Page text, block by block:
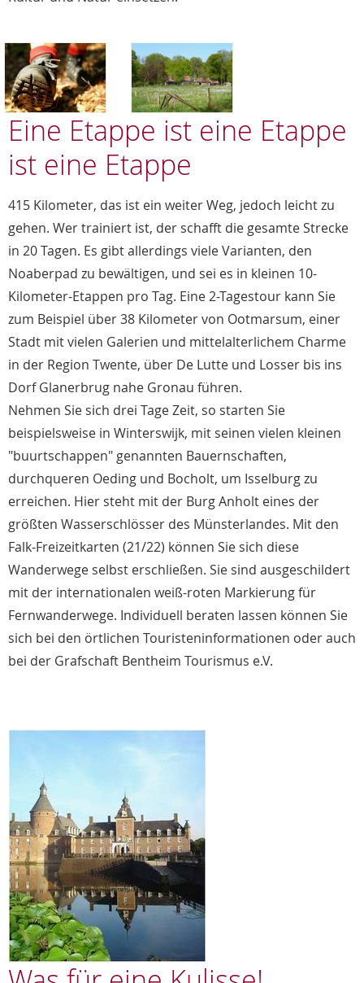
Eine Etappe ist eine Etappe
ist eine Etappe
415 Kilometer, das ist ein weiter Weg, jedoch leicht zu
gehen. Wer trainiert ist, der schafft die gesamte Strecke
in 20 Tagen. Es gibt allerdings viele Varianten, den
Noaberpad zu bewältigen, und sei es in kleinen 10-
Kilometer-Etappen pro Tag. Eine 2-Tagestour kann Sie
zum Beispiel über 38 Kilometer von Ootmarsum, einer
Stadt mit vielen Galerien und mittelalterlichem Charme
in der Region Twente, über De Lutte und Losser bis ins
Dorf Glanerbrug nahe Gronau führen.
Nehmen Sie sich drei Tage Zeit, so starten Sie
beispielsweise in Winterswijk, mit seinen vielen kleinen
"buurtschappen" genannten Bauernschaften,
durchqueren Oeding und Bocholt, um Isselburg zu
erreichen. Hier steht mit der Burg Anholt eines der
größten Wasserschlösser des Münsterlandes. Mit den
Falk-Freizeitkarten (21/22) können Sie sich diese
Wanderwege selbst erschließen. Sie sind ausgeschildert
mit der internationalen weiß-roten Markierung für
Fernwanderwege. Individuell beraten lassen können Sie
sich bei den örtlichen Touristeninformationen oder auch
bei der Grafschaft Bentheim Tourismus e.V.